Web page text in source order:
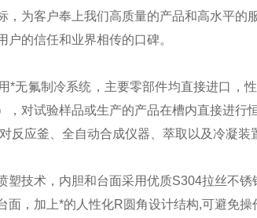
，为客户奉上我们高质量的产品和高水平的
的信任和业界相传的口碑。
*无氟制冷系统，主要零部件均直接进口，
，对试验样品或生产的产品在槽内直接进行
反应釜、全自动合成仪器、萃取以及冷凝装
塑技术，内胆和台面采用优质S304拉丝不锈
面，加上*的人性化R圆角设计结构,可避免操